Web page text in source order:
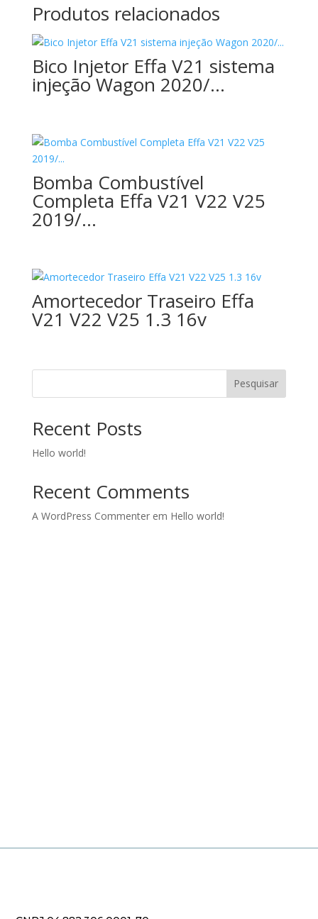
Produtos relacionados
Bico Injetor Effa V21 sistema
injeção Wagon 2020/…
Bomba Combustível
Completa Effa V21 V22 V25
2019/…
Amortecedor Traseiro Effa
V21 V22 V25 1.3 16v
Pesquisar
Recent Posts
Hello world!
Recent Comments
A WordPress Commenterem Hello world!